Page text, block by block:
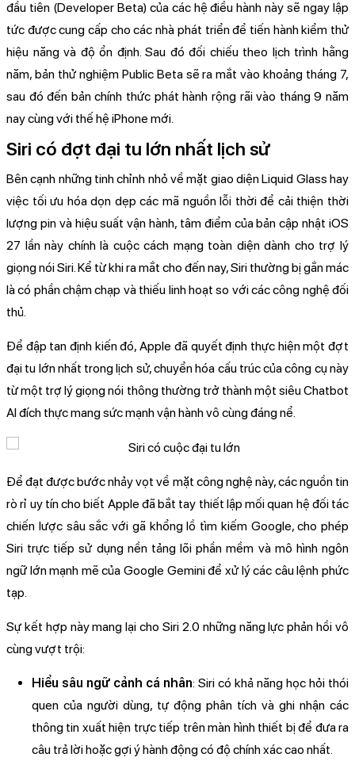
đầu tiên (Developer Beta) của các hệ điều hành này sẽ ngay lập
tức được cung cấp cho các nhà phát triển để tiến hành kiểm thử
hiệu năng và độ ổn định. Sau đó đối chiếu theo lịch trình hằng
năm, bản thử nghiệm Public Beta sẽ ra mắt vào khoảng tháng 7,
sau đó đến bản chính thức phát hành rộng rãi vào tháng 9 năm
nay cùng với thế hệ iPhone mới.
Siri có đợt đại tu lớn nhất lịch sử
Bên cạnh những tinh chỉnh nhỏ về mặt giao diện Liquid Glass hay
việc tối ưu hóa dọn dẹp các mã nguồn lỗi thời để cải thiện thời
lượng pin và hiệu suất vận hành, tâm điểm của bản cập nhật iOS
27 lần này chính là cuộc cách mạng toàn diện dành cho trợ lý
giọng nói Siri. Kể từ khi ra mắt cho đến nay, Siri thường bị gắn mác
là có phần chậm chạp và thiếu linh hoạt so với các công nghệ đối
thủ.
Để đập tan định kiến đó, Apple đã quyết định thực hiện một đợt
đại tu lớn nhất trong lịch sử, chuyển hóa cấu trúc của công cụ này
từ một trợ lý giọng nói thông thường trở thành một siêu Chatbot
AI đích thực mang sức mạnh vận hành vô cùng đáng nể.
Để đạt được bước nhảy vọt về mặt công nghệ này, các nguồn tin
rò rỉ uy tín cho biết Apple đã bắt tay thiết lập mối quan hệ đối tác
chiến lược sâu sắc với gã khổng lồ tìm kiếm Google, cho phép
Siri trực tiếp sử dụng nền tảng lõi phần mềm và mô hình ngôn
ngữ lớn mạnh mẽ của Google Gemini để xử lý các câu lệnh phức
tạp.
Sự kết hợp này mang lại cho Siri 2.0 những năng lực phản hồi vô
cùng vượt trội:
Hiểu sâu ngữ cảnh cá nhân: Siri có khả năng học hỏi thói
quen của người dùng, tự động phân tích và ghi nhận các
thông tin xuất hiện trực tiếp trên màn hình thiết bị để đưa ra
câu trả lời hoặc gợi ý hành động có độ chính xác cao nhất.